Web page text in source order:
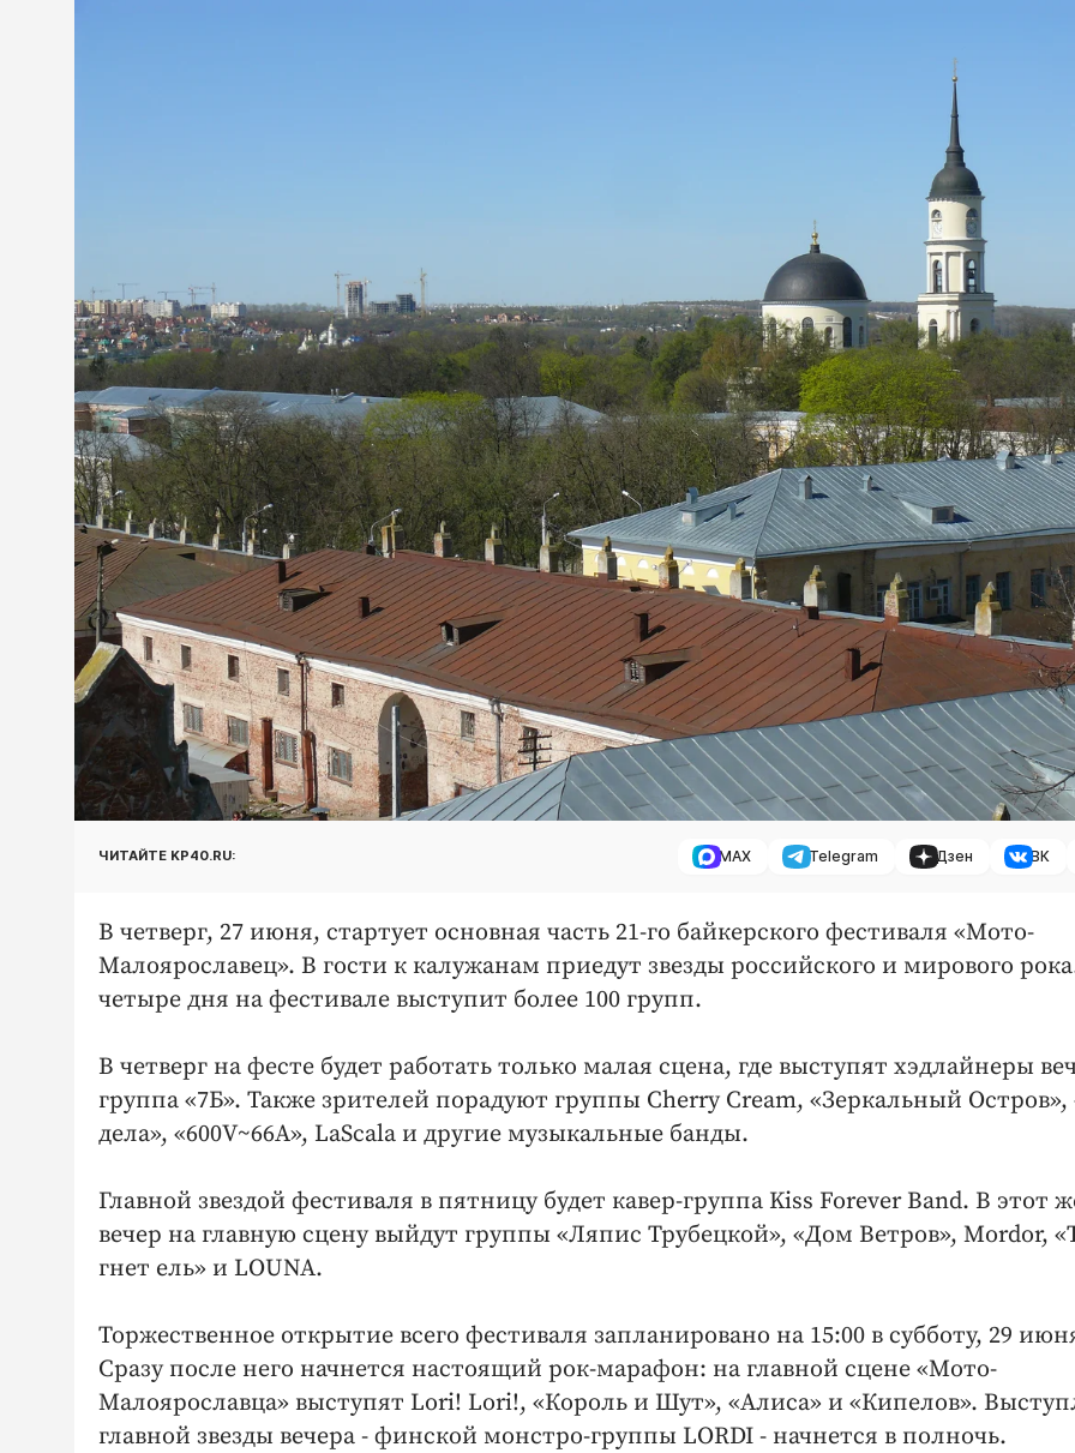
ЧИТАЙТЕ KP40.RU: MAX Telegram Дзен ВК
В четверг, 27 июня, стартует основная часть 21-го байкерского фестиваля «Мото-
Малоярославец». В гости к калужанам приедут звезды российского и мирового
четыре дня на фестивале выступит более 100 групп.
В четверг на фесте будет работать только малая сцена, где выступят хэдлайнеры
группа «7Б». Также зрителей порадуют группы Cherry Cream, «Зеркальный Остров»,
дела», «600V~66A», LaScala и другие музыкальные банды.
Главной звездой фестиваля в пятницу будет кавер-группа Kiss Forever Band. В этот
вечер на главную сцену выйдут группы «Ляпис Трубецкой», «Дом Ветров», Mordor,
гнет ель» и LOUNA.
Торжественное открытие всего фестиваля запланировано на 15:00 в субботу, 29
Сразу после него начнется настоящий рок-марафон: на главной сцене «Мото-
Малоярославца» выступят Lori! Lori!, «Король и Шут», «Алиса» и «Кипелов».
главной звезды вечера - финской монстро-группы LORDI - начнется в полночь.